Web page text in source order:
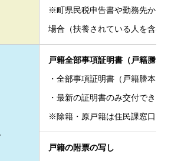
※町県民税申告書や勤務先から
場合（扶養されている人を含む
戸籍全部事項証明書（戸籍謄本
・全部事項証明書（戸籍謄本）
・最新の証明書のみ交付できま
※除籍・原戸籍は住民課窓口で
戸籍の附票の写し